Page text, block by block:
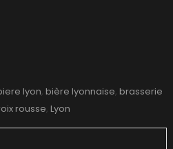
lyon, bière lyonnaise, brasserie
rousse, Lyon